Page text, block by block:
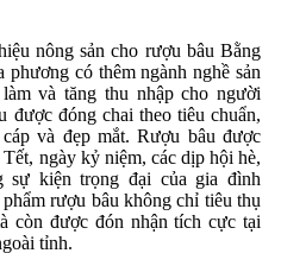
nông sản cho rượu bâu Bằng
có thêm ngành nghề sản
và tăng thu nhập cho người
được đóng chai theo tiêu chuẩn,
và đẹp mắt. Rượu bâu được
ngày kỷ niệm, các dịp hội hè,
sự kiện trọng đại của gia đình
rượu bâu không chỉ tiêu thụ
còn được đón nhận tích cực tại
tỉnh.